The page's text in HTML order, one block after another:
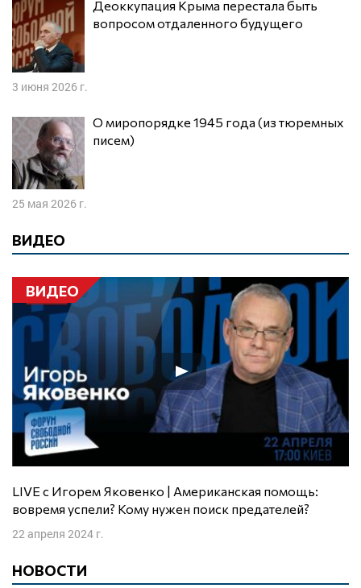
Деоккупация Крыма перестала быть
вопросом отдаленного будущего
3 июня 2026 г.
О миропорядке 1945 года (из тюремных
писем)
25 мая 2026 г.
ВИДЕО
ВИДЕО
LIVE с Игорем Яковенко | Американская помощь:
вовремя успели? Кому нужен поиск предателей?
22 апреля 2024 г.
НОВОСТИ